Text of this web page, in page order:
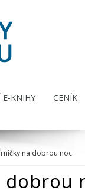
E-KNIHY CENÍK
na dobrou noc
dobrou